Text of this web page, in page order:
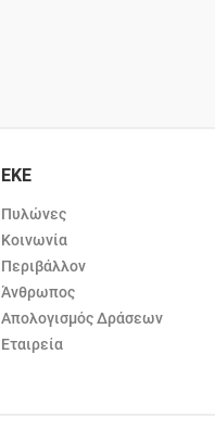
ΕΚΕ
Πυλώνες
Κοινωνία
Περιβάλλον
Άνθρωπος
Απολογισμός Δράσεων
Εταιρεία